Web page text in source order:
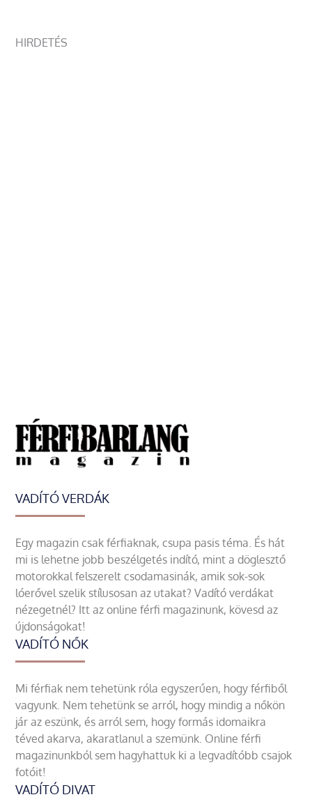
HIRDETÉS
VADÍTÓ VERDÁK
Egy magazin csak férfiaknak, csupa pasis téma. És hát
mi is lehetne jobb beszélgetés indító, mint a döglesztő
motorokkal felszerelt csodamasinák, amik sok-sok
lóerővel szelik stílusosan az utakat? Vadító verdákat
nézegetnél? Itt az online férfi magazinunk, kövesd az
újdonságokat!
VADÍTÓ NŐK
Mi férfiak nem tehetünk róla egyszerűen, hogy férfiből
vagyunk. Nem tehetünk se arról, hogy mindig a nőkön
jár az eszünk, és arról sem, hogy formás idomaikra
téved akarva, akaratlanul a szemünk. Online férfi
magazinunkból sem hagyhattuk ki a legvadítóbb csajok
fotóit!
VADÍTÓ DIVAT